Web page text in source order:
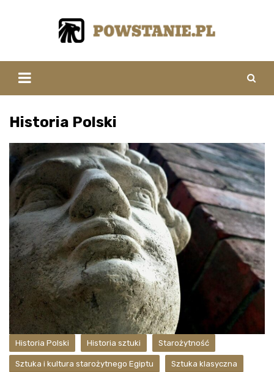
Historia Polski
Historia Polski Historia sztuki Starożytność
Sztuka i kultura starożytnego Egiptu Sztuka klasyczna